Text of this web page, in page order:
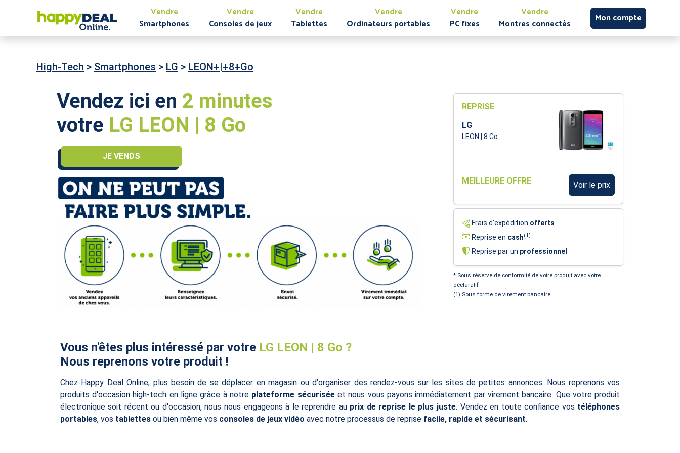
Vendre
Smartphones
Vendre
Consoles de jeux
Vendre
Tablettes
Vendre
Ordinateurs portables
Vendre
PC fixes
Vendre
Montres connectés
Mon compte
High-Tech > Smartphones > LG > LEON+|+8+Go
Vendez ici en 2 minutes
votre LG LEON | 8 Go
JE VENDS
REPRISE
LG
LEON | 8 Go
MEILLEURE OFFRE Voir le prix
Frais d'expédition offerts
Reprise en cash(1)
Reprise par un professionnel
* Sous réserve de conformité de votre produit avec votre
déclaratif
(1) Sous forme de virement bancaire
Vous n'êtes plus intéressé par votre LG LEON | 8 Go ?
Nous reprenons votre produit !
Chez Happy Deal Online, plus besoin de se déplacer en magasin ou d'organiser des rendez-vous sur les sites de petites annonces. Nous reprenons vos
produits d'occasion high-tech en ligne grâce à notre plateforme sécuriséeet nous vous payons immédiatement par virement bancaire. Que votre produit
électronique soit récent ou d'occasion, nous nous engageons à le reprendre au prix de reprise le plus juste. Vendez en toute confiance vos téléphones
portables, vos tablettesou bien même vos consoles de jeux vidéo avec notre processus de reprise facile, rapide et sécurisant.